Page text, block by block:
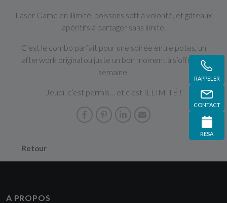
RAPPELER
CONTACT
RESA
Laser Game en illimité, boissons soft à volonté, et gâteaux
apéritifs à partager sans limite.
C’est le combo parfait pour une soirée entre potes, un
afterwork original ou juste un bon moment à s’offrir en
semaine.
Jeudi, c’est permis… et c’est ILLIMITÉ !
Retour
A PROPOS